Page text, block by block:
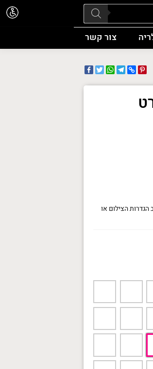
צור קשר
FacebookTwitter
WhatsApp
TelegramCopy
Link
Pinterest
הצילום או